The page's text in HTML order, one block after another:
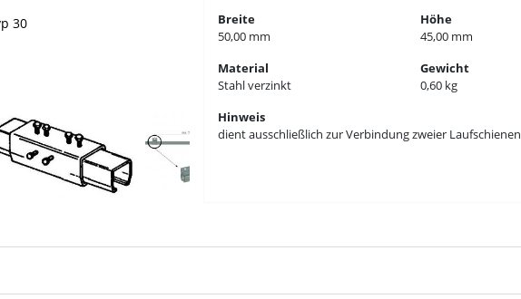
30
Breite
50,00 mm
Höhe
45,00 mm
Material
Stahl verzinkt
Gewicht
0,60 kg
Hinweis
dient ausschließlich zur Verbindung zweier Laufschienen